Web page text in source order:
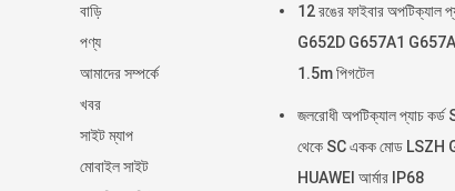
বাড়ি
পণ্য
আমাদের সম্পর্কে
খবর
সাইট ম্যাপ
মোবাইল সাইট
12 রঙের ফাইবার অপটিক্যাল
G652D G657A1
1.5m পিগটেল
জলরোধী অপটিক্যাল প্যাচ
থেকে SC একক মোড LSZH
HUAWEI আর্মার IP68